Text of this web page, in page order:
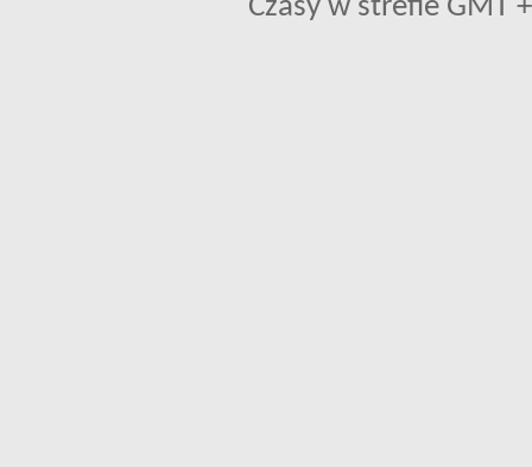
Czasy w strefie GMT